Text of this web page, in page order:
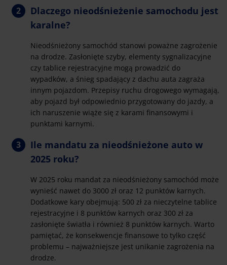
Dlaczego nieodśnieżenie samochodu jest
karalne?
Nieodśnieżony samochód stanowi poważne zagrożenie
na drodze. Zasłonięte szyby, elementy sygnalizacyjne
czy tablice rejestracyjne mogą prowadzić do
wypadków, a śnieg spadający z dachu auta zagraża
innym pojazdom. Przepisy ruchu drogowego wymagają,
aby pojazd był odpowiednio przygotowany do jazdy, a
ich naruszenie wiąże się z karami finansowymi i
punktami karnymi.
Ile mandatu za nieodśnieżone auto w
2025 roku?
W 2025 roku mandat za nieodśnieżony samochód może
wynieść nawet do 3000 zł oraz 12 punktów karnych.
Dodatkowe kary obejmują: 500 zł za nieczytelne tablice
rejestracyjne i 8 punktów karnych oraz 300 zł za
zasłonięte światła i również 8 punktów karnych. Warto
pamiętać, że konsekwencje finansowe to tylko część
problemu – najważniejsze jest unikanie zagrożenia na
drodze.